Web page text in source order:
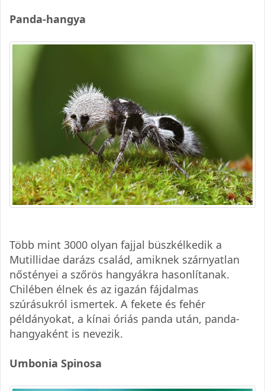
Panda-hangya
Több mint 3000 olyan fajjal büszkélkedik a
Mutillidae darázs család, amiknek szárnyatlan
nőstényei a szőrös hangyákra hasonlítanak.
Chilében élnek és az igazán fájdalmas
szúrásukról ismertek. A fekete és fehér
példányokat, a kínai óriás panda után, panda-
hangyaként is nevezik.
Umbonia Spinosa